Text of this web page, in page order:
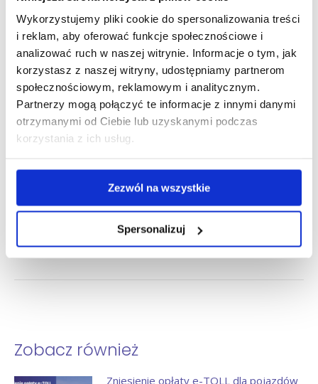
Wykorzystujemy pliki cookie do spersonalizowania treści
i reklam, aby oferować funkcje społecznościowe i
analizować ruch w naszej witrynie. Informacje o tym, jak
korzystasz z naszej witryny, udostępniamy partnerom
społecznościowym, reklamowym i analitycznym.
Partnerzy mogą połączyć te informacje z innymi danymi
otrzymanymi od Ciebie lub uzyskanymi podczas
korzystania z ich usług.
Zezwól na wszystkie
Spersonalizuj
Autor:Marcin
Szmandra
Nawigacja
wpisów
Poprzedni
wpis:
Certyfikat Kompetencji Zawodowych.
Sprawdź przykładowe zadanie
NASTĘPNY
Następny
wpis:
Wysokość przeciętnego wynagrodzenia dla
kierowców — zmiana od 01.01.2023 r.!
Zobacz również
Zniesienie opłaty e-TOLL dla pojazdów